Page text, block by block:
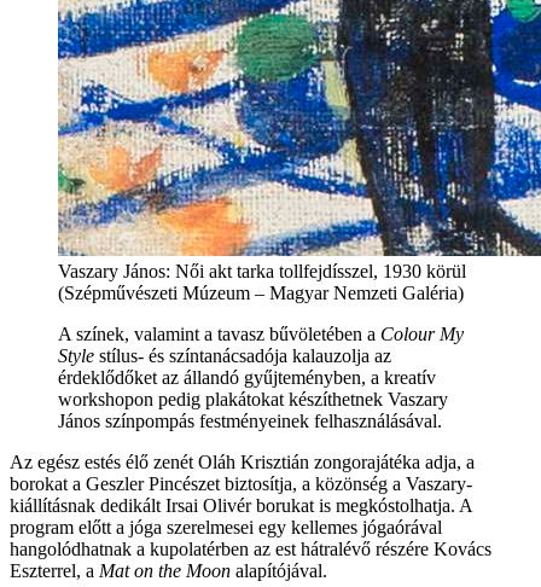
Vaszary János: Női akt tarka tollfejdísszel, 1930 körül
(Szépművészeti Múzeum – Magyar Nemzeti Galéria)
A színek, valamint a tavasz bűvöletében a Colour My
Style stílus- és színtanácsadója kalauzolja az
érdeklődőket az állandó gyűjteményben, a kreatív
workshopon pedig plakátokat készíthetnek Vaszary
János színpompás festményeinek felhasználásával.
Az egész estés élő zenét Oláh Krisztián zongorajátéka adja, a
borokat a Geszler Pincészet biztosítja, a közönség a Vaszary-
kiállításnak dedikált Irsai Olivér borukat is megkóstolhatja. A
program előtt a jóga szerelmesei egy kellemes jógaórával
hangolódhatnak a kupolatérben az est hátralévő részére Kovács
Eszterrel, a Mat on the Moon alapítójával.